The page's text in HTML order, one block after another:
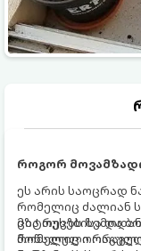
როგორ
ეს არის საოცრად
რომელიც ძალიან
ციტრუსებისა და
მოწალული
მზა თევზს ზემოდან
რომელიც